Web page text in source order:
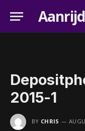
2015-1
BY CHRIS